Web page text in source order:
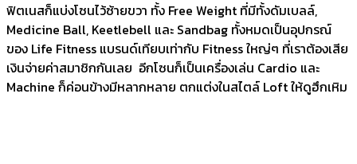
ฟิตเนสก็แบ่งโซนไว้ซ้ายขวา ทั้ง Free Weight ที่มีทั้งดัมเบลล์,
Medicine Ball, Keetlebell และ Sandbag ทั้งหมดเป็นอุปกรณ์
ของ Life Fitness แบรนด์เทียบเท่ากับ Fitness ใหญ่ๆ ที่เราต้องเสีย
เงินจ่ายค่าสมาชิกกันเลย อีกโซนก็เป็นเครื่องเล่น Cardio และ
Machine ก็ค่อนข้างมีหลากหลาย ตกแต่งในสไตล์ Loft ให้ดูฮึกเหิม